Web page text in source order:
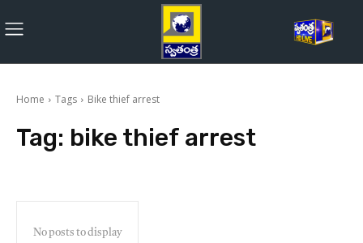
Home Tags Bike thief arrest
Tag: bike thief arrest
No posts to display